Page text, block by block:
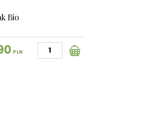
Bio
PLN